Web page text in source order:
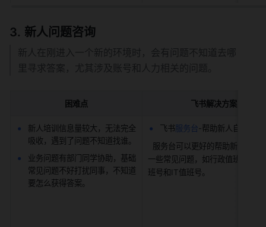
新人问题咨询
新人在刚进入一个新的环境时，会有问题不知道去哪
里寻求答案，尤其涉及账号和人力相关的问题。
困难点 飞书解决方案
新人培训信息量较大，无法完全
吸收，遇到了问题不知道找谁。
业务问题有部门同学协助，基础
常见问题不好打扰同事，不知道
要怎么获得答案。
飞书服务台 -帮助新人自助咨询
一些常见问题，如行政值班号，
班号和IT值班号。